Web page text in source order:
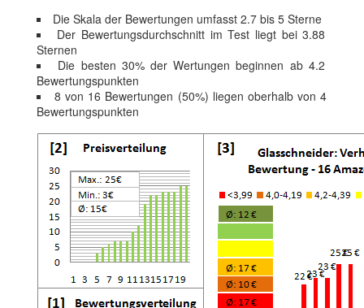
Die Skala der Bewertungen umfasst 2.7 bis 5 Sterne
Der Bewertungsdurchschnitt im Test liegt bei 3.88
Sternen
Die besten 30% der Wertungen beginnen ab 4.2
Bewertungspunkten
8 von 16 Bewertungen (50%) liegen oberhalb von 4
Bewertungspunkten